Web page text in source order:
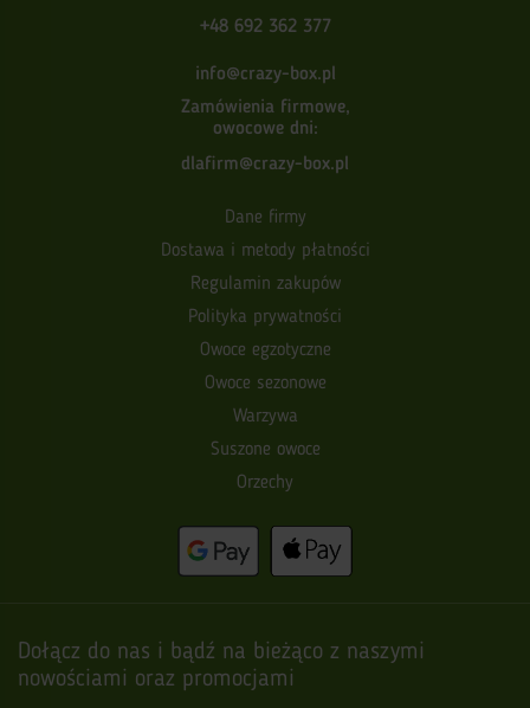
+48 692 362 377
info@crazy-box.pl
Zamówienia firmowe,
owocowe dni:
dlafirm@crazy-box.pl
Dane firmy
Dostawa i metody płatności
Regulamin zakupów
Polityka prywatności
Owoce egzotyczne
Owoce sezonowe
Warzywa
Suszone owoce
Orzechy
Dołącz do nas i bądź na bieżąco z naszymi
nowościami oraz promocjami